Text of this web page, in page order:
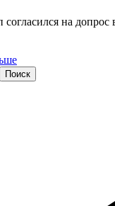
согласился на